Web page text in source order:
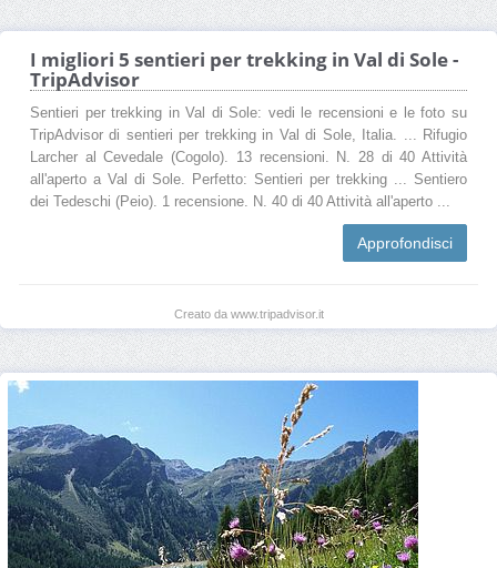
I migliori 5 sentieri per trekking in Val di Sole -
TripAdvisor
Sentieri per trekking in Val di Sole: vedi le recensioni e le foto su
TripAdvisor di sentieri per trekking in Val di Sole, Italia. ... Rifugio
Larcher al Cevedale (Cogolo). 13 recensioni. N. 28 di 40 Attività
all'aperto a Val di Sole. Perfetto: Sentieri per trekking ... Sentiero
dei Tedeschi (Peio). 1 recensione. N. 40 di 40 Attività all'aperto ...
Approfondisci
Creato da www.tripadvisor.it